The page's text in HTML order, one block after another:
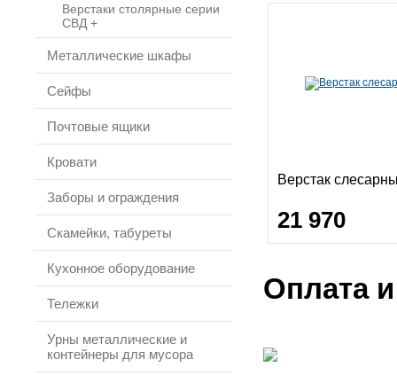
Верстаки столярные серии
СВД +
Металлические шкафы
Сейфы
Почтовые ящики
Кровати
Заборы и ограждения
Скамейки, табуреты
Кухонное оборудование
Тележки
Урны металлические и
контейнеры для мусора
Верстак
21 970
Оплата